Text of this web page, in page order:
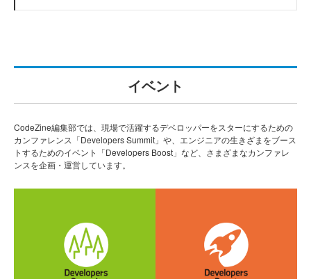
イベント
CodeZine編集部では、現場で活躍するデベロッパーをスターにするための
カンファレンス「Developers Summit」や、エンジニアの生きざまをブース
トするためのイベント「Developers Boost」など、さまざまなカンファレ
ンスを企画・運営しています。